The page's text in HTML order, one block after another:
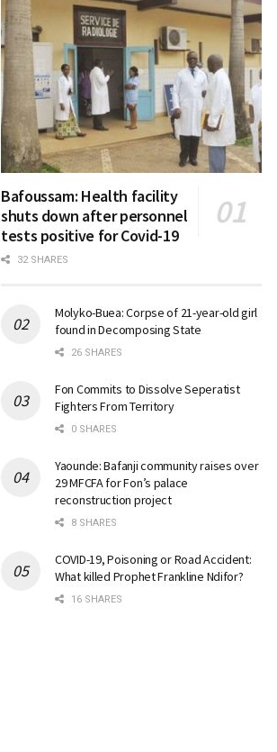
Bafoussam: Health facility
shuts down after personnel
tests positive for Covid-19
32 SHARES
Molyko-Buea: Corpse of 21-year-old girl
found in Decomposing State
26 SHARES
Fon Commits to Dissolve Seperatist
Fighters From Territory
0 SHARES
Yaounde: Bafanji community raises over
29 MFCFA for Fon’s palace
reconstruction project
8 SHARES
COVID-19, Poisoning or Road Accident:
What killed Prophet Frankline Ndifor?
16 SHARES